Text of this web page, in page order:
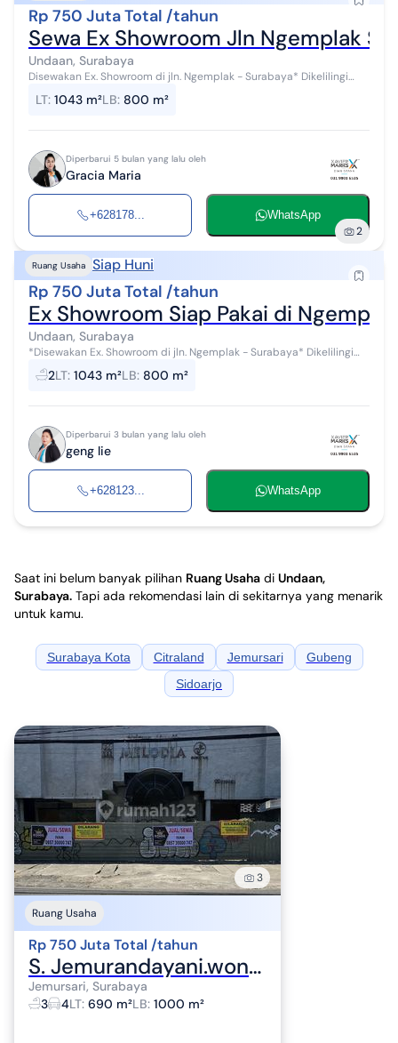
Rp 750 Juta Total /tahun
Sewa Ex Showroom Jln Ngemplak
Undaan, Surabaya
Disewakan Ex. Showroom di jln. Ngemplak - Surabaya* Dikelilingi
Ambengan dan Genteng Kali...
LT: 1043 m²LB: 800 m²
Diperbarui 5 bulan yang lalu oleh
Gracia Maria
+628178... WhatsApp
2
Ruang Usaha Siap Huni
Rp 750 Juta Total /tahun
Ex Showroom Siap Pakai di
Undaan, Surabaya
*Disewakan Ex. Showroom di jln. Ngemplak - Surabaya* Dikelilingi
jalan2 utama : Walikota Mustajab, Jaksa Agung Soeprapto,
Ambengan dan Genteng Kal...
2LT: 1043 m²LB: 800 m²
Diperbarui 3 bulan yang lalu oleh
geng lie
+628123... WhatsApp
Saat ini belum banyak pilihan Ruang Usaha di Undaan,
Surabaya. Tapi ada rekomendasi lain di sekitarnya yang menarik
untuk kamu.
Surabaya Kota Citraland Jemursari
Gubeng
Sidoarjo
3
Ruang Usaha
Rp 750 Juta Total /tahun
S. Jemurandayani.wonocolo. Komersial Area
Jemursari, Surabaya
3
4LT: 690 m²LB: 1000 m²